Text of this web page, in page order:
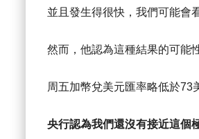
並且發生得很快，我們可能會
然而，他認為這種結果的可能
周五加幣兌美元匯率略低於73
央行認為我們還沒有接近這個